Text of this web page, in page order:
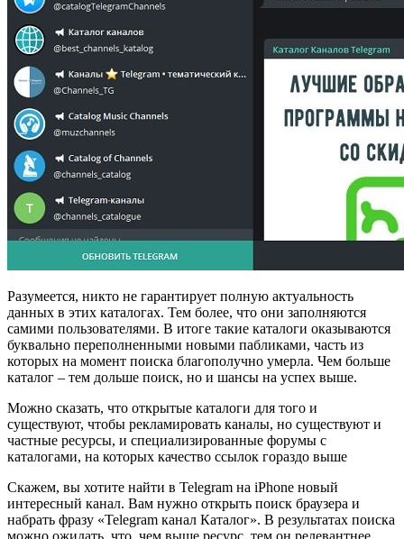
Разумеется, никто не гарантирует полную актуальность
данных в этих каталогах. Тем более, что они заполняются
самими пользователями. В итоге такие каталоги оказываются
буквально переполненными новыми пабликами, часть из
которых на момент поиска благополучно умерла. Чем больше
каталог – тем дольше поиск, но и шансы на успех выше.
Можно сказать, что открытые каталоги для того и
существуют, чтобы рекламировать каналы, но существуют и
частные ресурсы, и специализированные форумы с
каталогами, на которых качество ссылок гораздо выше
Скажем, вы хотите найти в Telegram на iPhone новый
интересный канал. Вам нужно открыть поиск браузера и
набрать фразу «Telegram канал Каталог». В результатах поиска